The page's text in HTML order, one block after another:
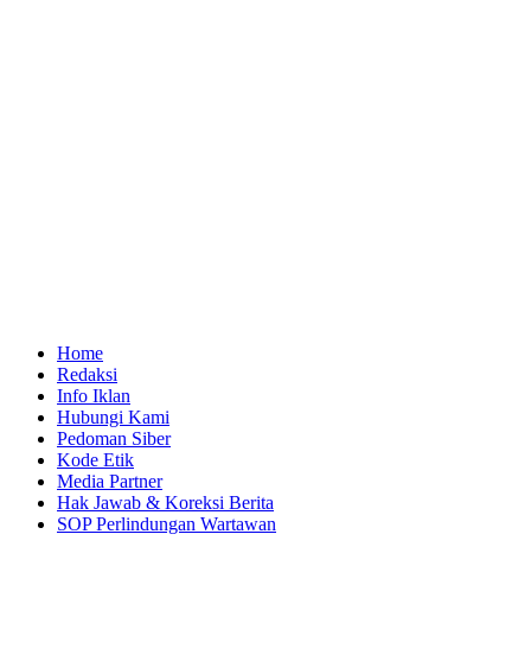
Home
Redaksi
Info Iklan
Hubungi Kami
Pedoman Siber
Kode Etik
Media Partner
Hak Jawab & Koreksi Berita
SOP Perlindungan Wartawan